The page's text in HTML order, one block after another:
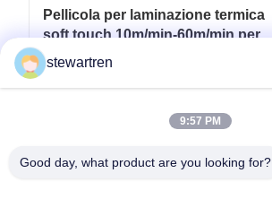
Pellicola per laminazione termica
soft touch 10m/min-60m/min per
imballaggi flessibili
stewartren
9:57 PM
Good day, what product are you looking for?